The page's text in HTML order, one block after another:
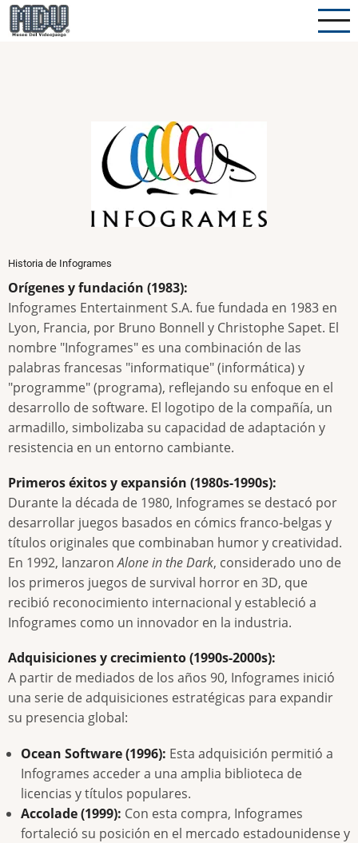
Pasar
al
Historia de Infogrames
Orígenes y fundación (1983):
Infogrames Entertainment S.A. fue fundada en 1983 en
Lyon, Francia, por Bruno Bonnell y Christophe Sapet. El
nombre "Infogrames" es una combinación de las
palabras francesas "informatique" (informática) y
"programme" (programa), reflejando su enfoque en el
desarrollo de software. El logotipo de la compañía, un
armadillo, simbolizaba su capacidad de adaptación y
resistencia en un entorno cambiante.
Primeros éxitos y expansión (1980s-1990s):
Durante la década de 1980, Infogrames se destacó por
desarrollar juegos basados en cómics franco-belgas y
títulos originales que combinaban humor y creatividad.
En 1992, lanzaronAlone in the Dark, considerado uno de
los primeros juegos de survival horror en 3D, que
recibió reconocimiento internacional y estableció a
Infogrames como un innovador en la industria.
Adquisiciones y crecimiento (1990s-2000s):
A partir de mediados de los años 90, Infogrames inició
una serie de adquisiciones estratégicas para expandir
su presencia global:
Ocean Software (1996): Esta adquisición permitió a
Infogrames acceder a una amplia biblioteca de
licencias y títulos populares.
Accolade (1999): Con esta compra, Infogrames
fortaleció su posición en el mercado estadounidense y